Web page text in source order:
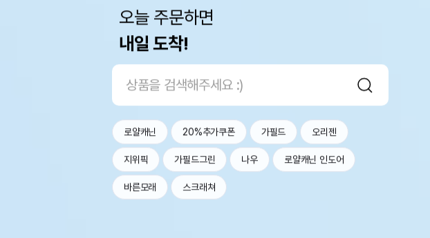
오늘 주문하면
내일 도착!
로얄캐닌 20%추가쿠폰 가필드 오리젠
지위픽 가필드그린 나우 로얄캐닌 인도어
바른모래 스크래쳐